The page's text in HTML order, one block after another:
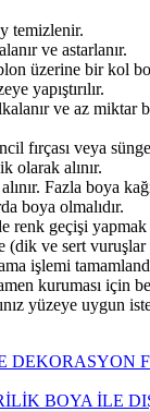
temizlenir.
ve astarlanır.
üzerine bir kol
yapıştırılır.
ve az miktar
fırçası veya
olarak alınır.
Fazla boya
boya olmalıdır.
renk geçişi
(dik ve sert vuruşlar
işlemi
kuruması için
yüzeye uygun
DEKORASYON
BOYA İLE